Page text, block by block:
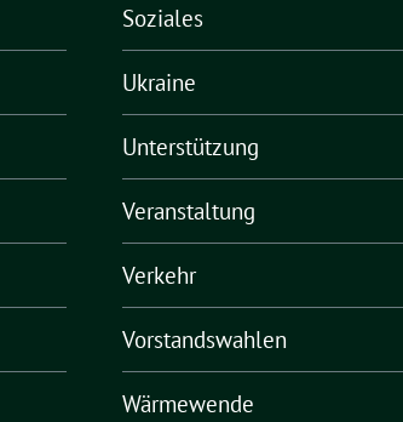
Soziales
Ukraine
Unterstützung
Veranstaltung
Verkehr
Vorstandswahlen
Wärmewende